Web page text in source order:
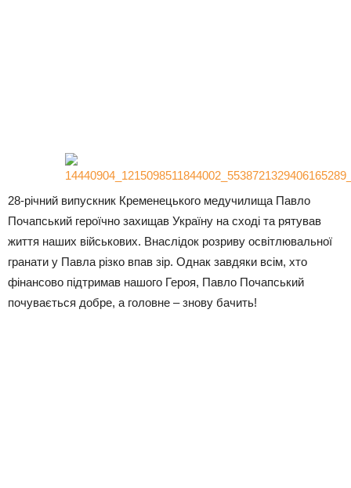
28-річний випускник Кременецького медучилища Павло
Почапський героїчно захищав Україну на сході та рятував
життя наших військових. Внаслідок розриву освітлювальної
гранати у Павла різко впав зір. Однак завдяки всім, хто
фінансово підтримав нашого Героя, Павло Почапський
почувається добре, а головне – знову бачить!